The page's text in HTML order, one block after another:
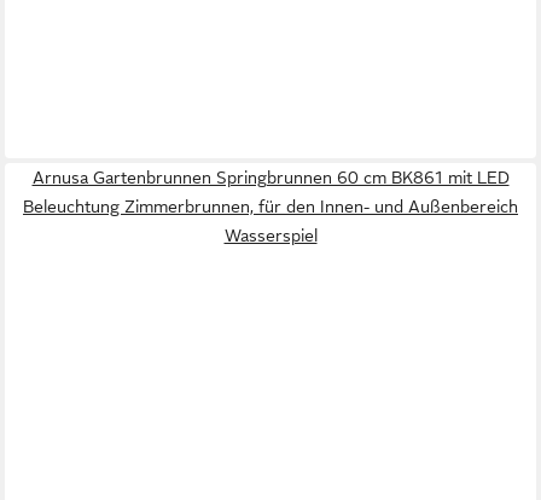
Arnusa Gartenbrunnen Springbrunnen 60 cm BK861 mit LED
Beleuchtung Zimmerbrunnen, für den Innen- und Außenbereich
Wasserspiel